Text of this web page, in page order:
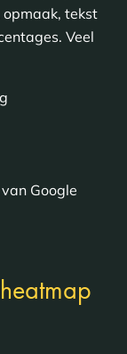
tekst
Veel
Google